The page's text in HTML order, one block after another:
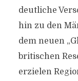
deutliche
hin zu den
dem neuen
britischen
erzielen